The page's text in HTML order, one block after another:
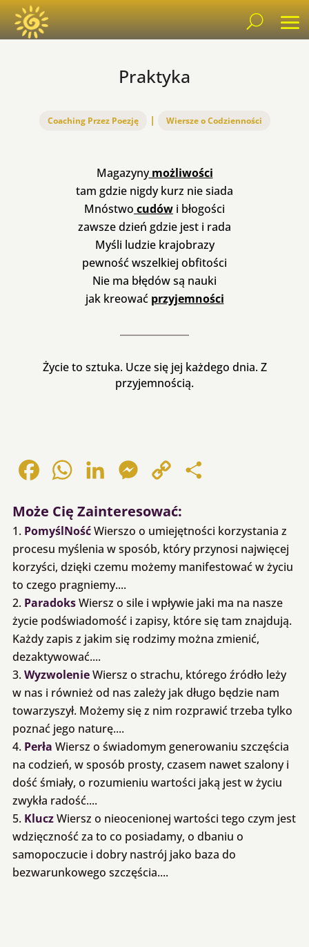
Praktyka
Coaching Przez Poezję | Wiersze o Codzienności
Magazynymożliwości
tam gdzie nigdy kurz nie siada
Mnóstwo cudów i błogości
zawsze dzień gdzie jest i rada
Myśli ludzie krajobrazy
pewność wszelkiej obfitości
Nie ma błędów są nauki
jak kreować przyjemności
Życie to sztuka. Ucze się jej każdego dnia. Z
przyjemnością.
FacebookWhatsAppLinkedInMessenger
Copy
Może Cię Zainteresować:
PomyślNośćWierszo o umiejętności korzystania z
procesu myślenia w sposób, który przynosi najwięcej
korzyści, dzięki czemu możemy manifestować w życiu
to czego pragniemy....
ParadoksWiersz o sile i wpływie jaki ma na nasze
życie podświadomość i zapisy, które się tam znajdują.
Każdy zapis z jakim się rodzimy można zmienić,
dezaktywować....
WyzwolenieWiersz o strachu, którego źródło leży
w nas i również od nas zależy jak długo będzie nam
towarzyszył. Możemy się z nim rozprawić trzeba tylko
poznać jego naturę....
Perła Wiersz o świadomym generowaniu szczęścia
na codzień, w sposób prosty, czasem nawet szalony i
dość śmiały, o rozumieniu wartości jaką jest w życiu
zwykła radość....
KluczWiersz o nieocenionej wartości tego czym jest
wdzięczność za to co posiadamy, o dbaniu o
samopoczucie i dobry nastrój jako baza do
bezwarunkowego szczęścia....